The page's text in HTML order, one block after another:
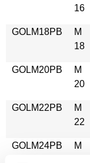
16
GOLM18PB
M
18
GOLM20PB
M
20
GOLM22PB
M
22
GOLM24PB
M